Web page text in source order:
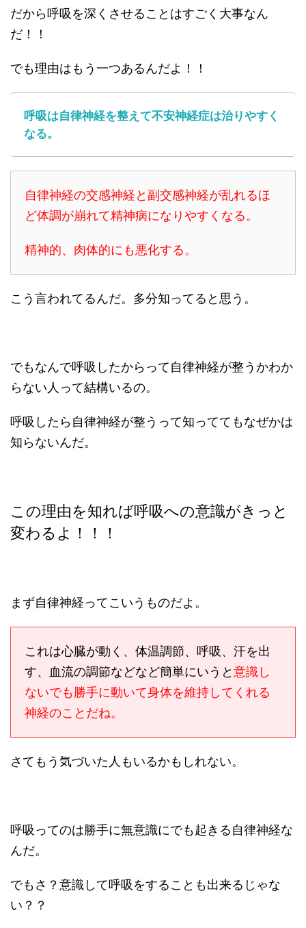
だから呼吸を深くさせることはすごく大事なん
だ！！
でも理由はもう一つあるんだよ！！
呼吸は自律神経を整えて不安神経症は治りやすく
なる。
自律神経の交感神経と副交感神経が乱れるほ
ど体調が崩れて精神病になりやすくなる。
精神的、肉体的にも悪化する。
こう言われてるんだ。多分知ってると思う。
でもなんで呼吸したからって自律神経が整うかわか
らない人って結構いるの。
呼吸したら自律神経が整うって知っててもなぜかは
知らないんだ。
この理由を知れば呼吸への意識がきっと
変わるよ！！！
まず自律神経ってこいうものだよ。
これは心臓が動く、体温調節、呼吸、汗を出
す、血流の調節などなど簡単にいうと意識し
ないでも勝手に動いて身体を維持してくれる
神経のことだね。
さてもう気づいた人もいるかもしれない。
呼吸ってのは勝手に無意識にでも起きる自律神経な
んだ。
でもさ？意識して呼吸をすることも出来るじゃな
い？？